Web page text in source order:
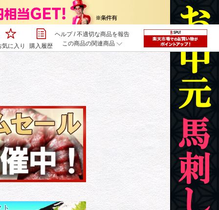
気に入り 購入履歴
ヘルプ/不適切な商品を報告
この商品の関連商品